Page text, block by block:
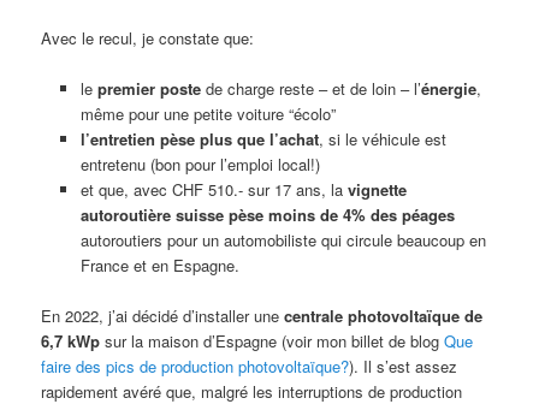
Avec le recul, je constate que:
le premier postede charge reste – et de loin – l’énergie,
même pour une petite voiture “écolo”
l’entretien pèse plus que l’achat, si le véhicule est
entretenu (bon pour l’emploi local!)
et que, avec CHF 510.- sur 17 ans, la vignette
autoroutière suisse pèse moins de 4% des péages
autoroutiers pour un automobiliste qui circule beaucoup en
France et en Espagne.
En 2022, j’ai décidé d’installer unecentrale photovoltaïque de
6,7 kWp sur la maison d’Espagne (voir mon billet de blogQue
faire des pics de production photovoltaïque?). Il s’est assez
rapidement avéré que, malgré les interruptions de production